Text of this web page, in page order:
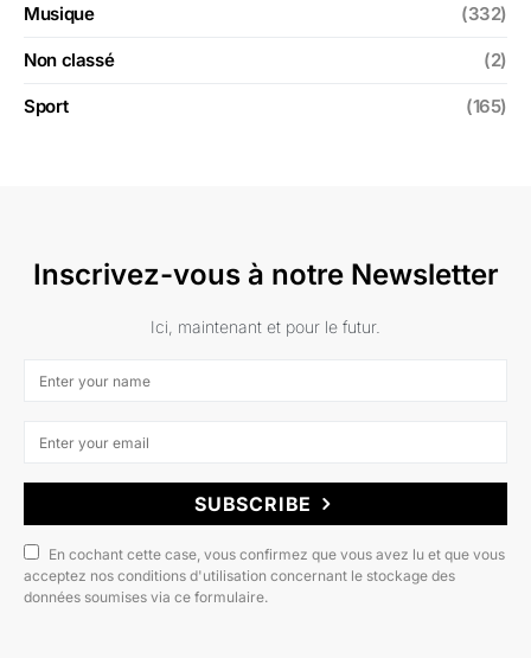
Musique (332)
Non classé (2)
Sport (165)
Inscrivez-vous à notre Newsletter
Ici, maintenant et pour le futur.
SUBSCRIBE
En cochant cette case, vous confirmez que vous avez lu et que vous
acceptez nos conditions d'utilisation concernant le stockage des
données soumises via ce formulaire.